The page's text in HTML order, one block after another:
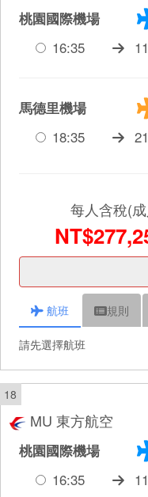
桃園國際機場
16:35
馬德里機場
18:35
每人含稅(
航班 規則
請先選擇航班
18
MU 東方航空
桃園國際機場
16:35